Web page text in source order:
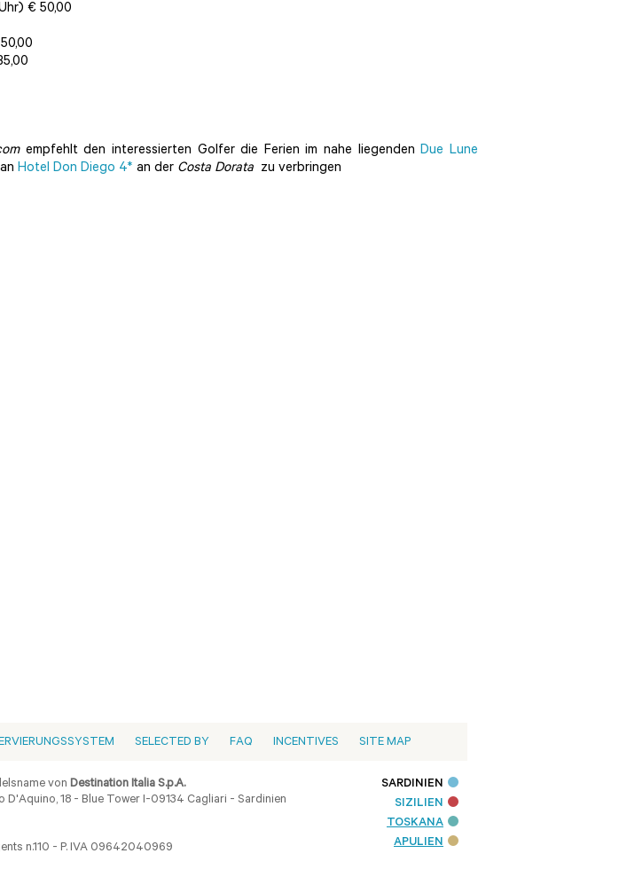
€ 50,00
empfehlt den interessierten Golfer die Ferien im nahe liegendenDue Lune
Hotel Don Diego 4* an der Costa Dorata zu verbringen
SELECTED BY FAQ INCENTIVES SITE MAP
vonDestination Italia S.p.A.
D'Aquino, 18 - Blue Tower I-09134 Cagliari - Sardinien
n.110 - P. IVA 09642040969
SARDINIEN
SIZILIEN
TOSKANA
APULIEN